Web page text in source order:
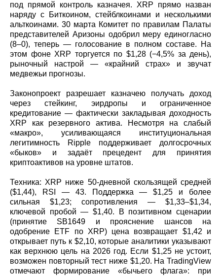
под прямой контроль казначея. XRP прямо назван
наряду с Биткоином, стейблкоинами и несколькими
альткоинами. 30 марта Комитет по правилам Палаты
представителей Аризоны одобрил меру единогласно
(8–0), теперь — голосование в полном составе. На
этом фоне XRP торгуется по $1,28 (−4,5% за день),
рыночный настрой — «крайний страх» и звучат
медвежьи прогнозы.
Законопроект разрешает казначею получать доход
через стейкинг, эирдропы и ограниченное
кредитование — фактически закладывая доходность
XRP как резервного актива. Несмотря на слабый
«макро», усиливающаяся институциональная
легитимность Ripple поддерживает долгосрочных
«быков» и задаёт прецедент для принятия
криптоактивов на уровне штатов.
Техника: XRP ниже 50‑дневной скользящей средней
($1,44), RSI — 43. Поддержка — $1,25 и более
сильная $1,23; сопротивления — $1,33–$1,34,
ключевой пробой — $1,40. В позитивном сценарии
(принятие SB1649 и прояснение шансов на
одобрение ETF по XRP) цена возвращает $1,42 и
открывает путь к $2,10, которые аналитики указывают
как верхнюю цель на 2026 год. Если $1,25 не устоит,
возможен повторный тест ниже $1,20. На TradingView
отмечают формирование «бычьего флага»: при